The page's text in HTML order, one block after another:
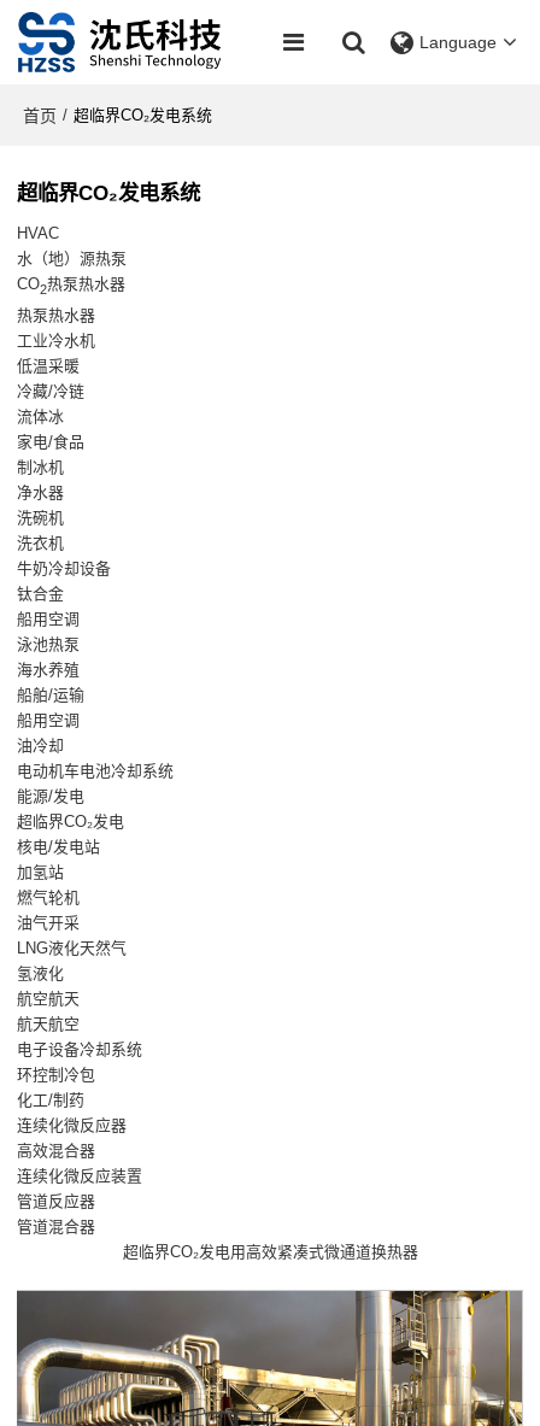
Language
首页 / 超临界CO₂发电系统
超临界CO₂发电系统
HVAC
水（地）源热泵
CO2热泵热水器
热泵热水器
工业冷水机
低温采暖
冷藏/冷链
流体冰
家电/食品
制冰机
净水器
洗碗机
洗衣机
牛奶冷却设备
钛合金
船用空调
泳池热泵
海水养殖
船舶/运输
船用空调
油冷却
电动机车电池冷却系统
能源/发电
超临界CO₂发电
核电/发电站
加氢站
燃气轮机
油气开采
LNG液化天然气
氢液化
航空航天
航天航空
电子设备冷却系统
环控制冷包
化工/制药
连续化微反应器
高效混合器
连续化微反应装置
管道反应器
管道混合器
超临界CO₂发电用高效紧凑式微通道换热器